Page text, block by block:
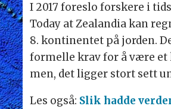
I 2017 foreslo forskere i
Today at Zealandia kan
8. kontinentet på jorden.
formelle krav for å være
men, det ligger stort sett
Les også: Slik hadde